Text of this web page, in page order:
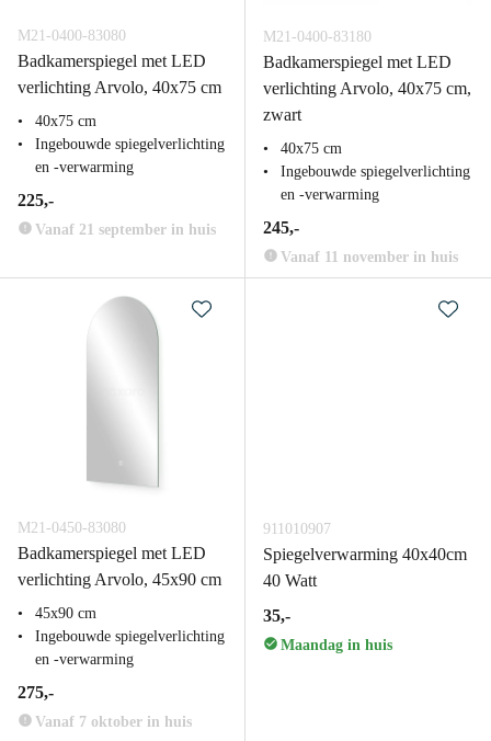
M21-0400-83080
Badkamerspiegel met LED
verlichting Arvolo, 40x75 cm
40x75 cm
Ingebouwde spiegelverlichting
en -verwarming
225,-
Vanaf 21 september in huis
M21-0400-83180
Badkamerspiegel met LED
verlichting Arvolo, 40x75 cm,
zwart
40x75 cm
Ingebouwde spiegelverlichting
en -verwarming
245,-
Vanaf 11 november in huis
M21-0450-83080
Badkamerspiegel met LED
verlichting Arvolo, 45x90 cm
45x90 cm
Ingebouwde spiegelverlichting
en -verwarming
275,-
Vanaf 7 oktober in huis
911010907
Spiegelverwarming 40x40cm
40 Watt
35,-
Maandag in huis